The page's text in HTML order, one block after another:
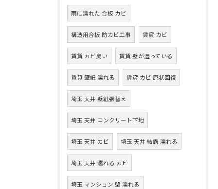
雨に濡れた 合板 カビ
構造用合板 防カビ工事 賃貸 カビ
賃貸 カビ臭い 賃貸 壁が湿っている
賃貸 壁紙 濡れる 賃貸 カビ 原状回復
埼玉 天井 壁紙張替え
埼玉 天井 コンクリート下地
埼玉 天井 カビ 埼玉 天井 結露 濡れる
埼玉 天井 濡れる カビ
埼玉 マンション 壁 濡れる